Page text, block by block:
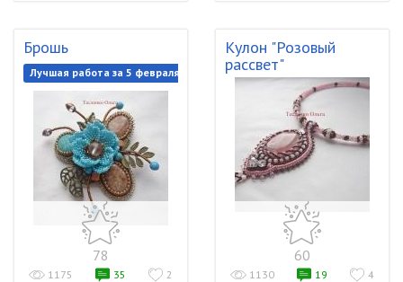
Брошь
Лучшая работа за 5 февраля 2020
78
1175 35 2
Кулон "Розовый
рассвет"
60
1130 19 4